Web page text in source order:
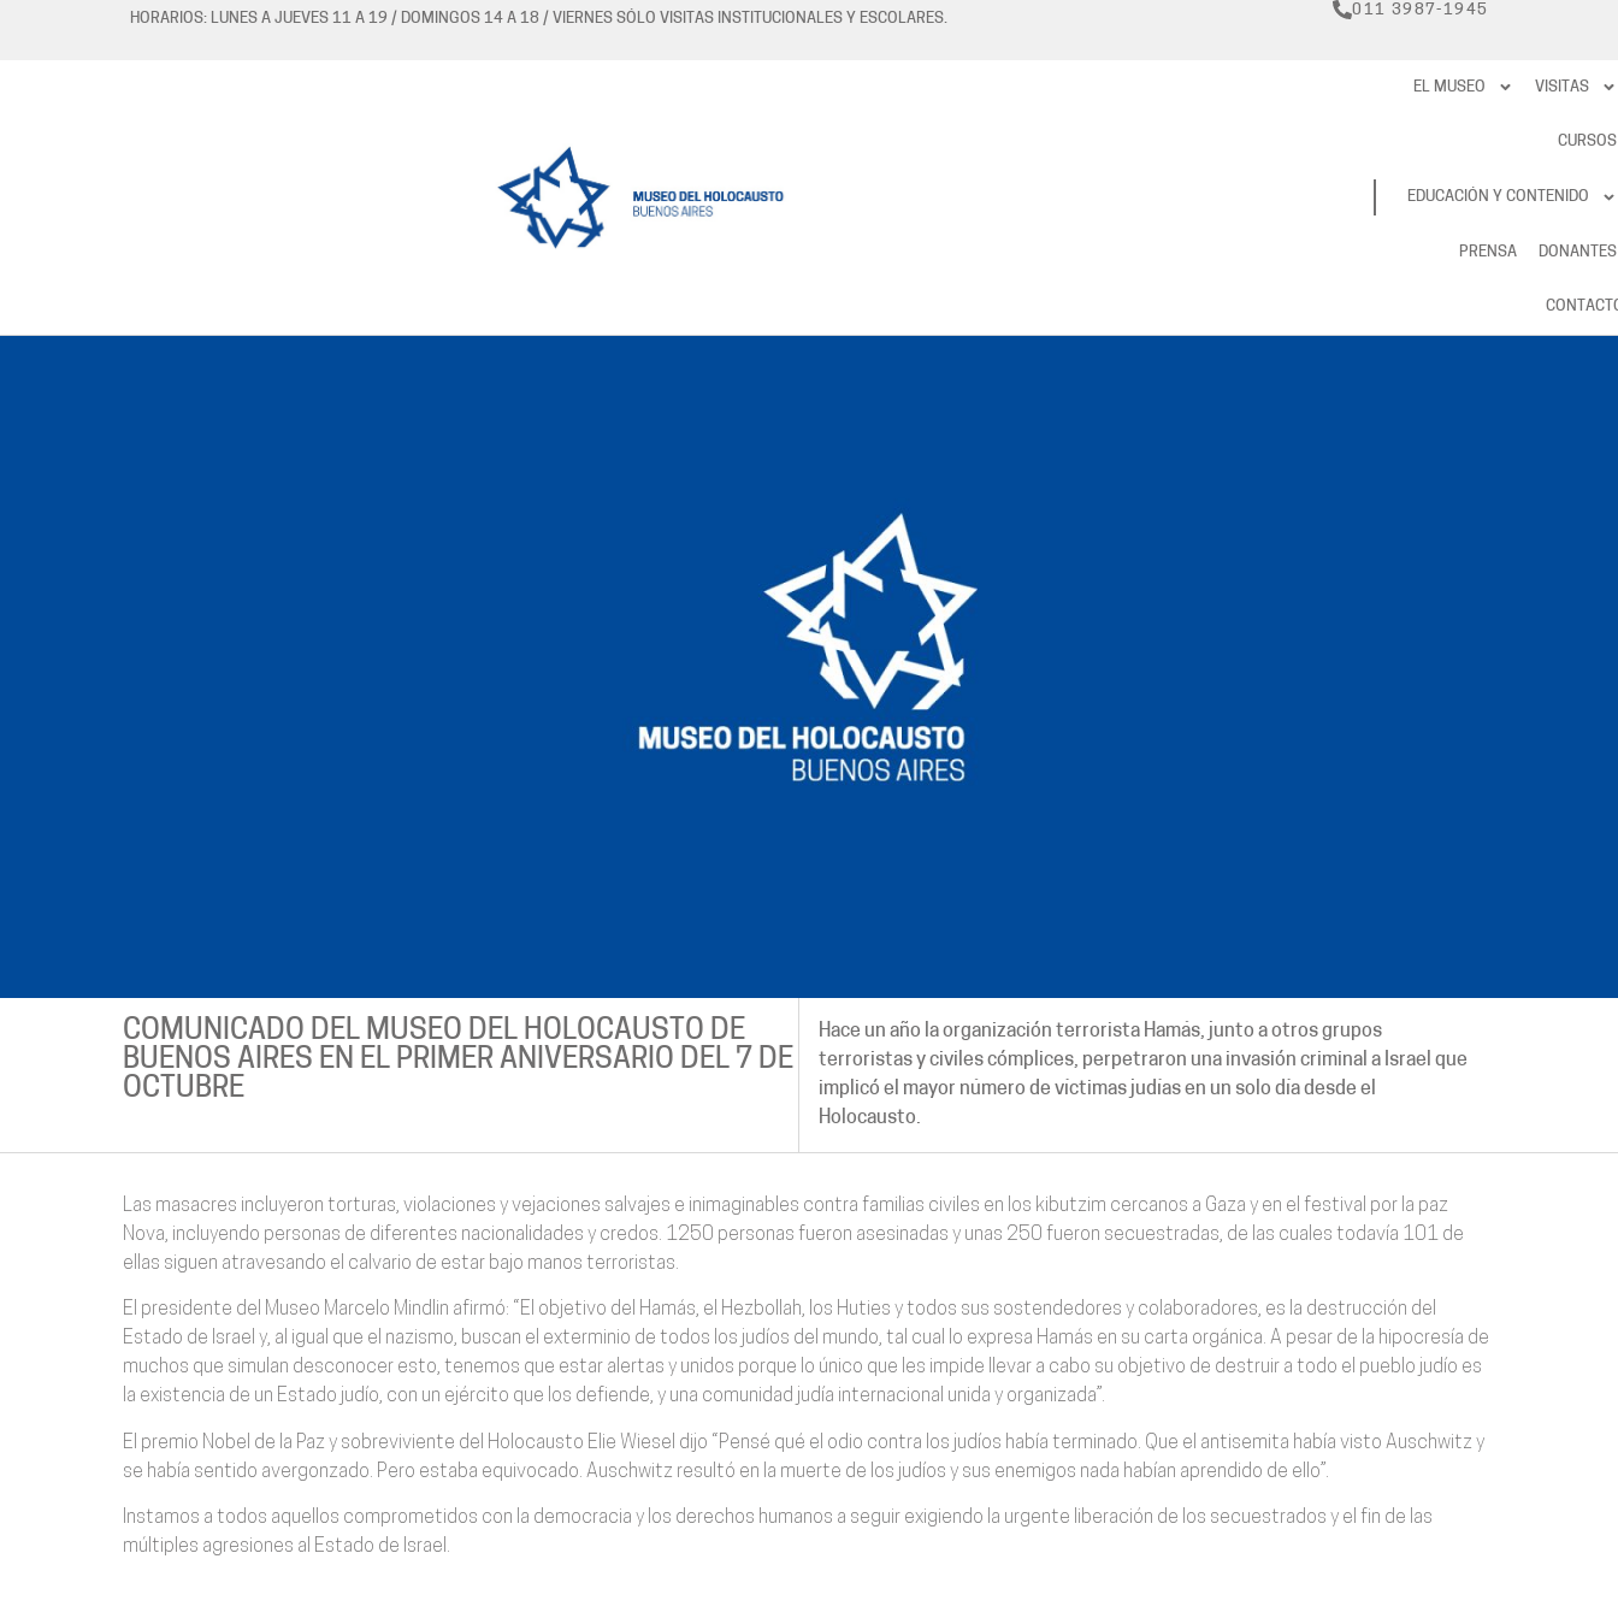
HORARIOS: LUNES A JUEVES 11 A 19 / DOMINGOS 14 A 18 / VIERNES SÓLO VISITAS INSTITUCIONALES Y ESCOLARES.
011 3987-1945
RESERVAS
EL MUSEO VISITAS
CURSOS
EDUCACIÓN Y CONTENIDO
PRENSA DONANTES
COMUNICADO DEL MUSEO DEL HOLOCAUSTO DE
BUENOS AIRES EN EL PRIMER ANIVERSARIO DEL 7 DE
OCTUBRE
Hace un año la organización terrorista Hamás, junto a otros grupos
terroristas y civiles cómplices, perpetraron una invasión criminal a Israel que
implicó el mayor número de víctimas judías en un solo día desde el
Holocausto.
Las masacres incluyeron torturas, violaciones y vejaciones salvajes e inimaginables contra familias civiles en los kibutzim cercanos a Gaza y en el festival por la paz
Nova, incluyendo personas de diferentes nacionalidades y credos. 1250 personas fueron asesinadas y unas 250 fueron secuestradas, de las cuales todavía 101 de
ellas siguen atravesando el calvario de estar bajo manos terroristas.
El presidente del Museo Marcelo Mindlin afirmó: “El objetivo del Hamás, el Hezbollah, los Huties y todos sus sostendedores y colaboradores, es la destrucción del
Estado de Israel y, al igual que el nazismo, buscan el exterminio de todos los judíos del mundo, tal cual lo expresa Hamás en su carta orgánica. A pesar de la hipocresía de
muchos que simulan desconocer esto, tenemos que estar alertas y unidos porque lo único que les impide llevar a cabo su objetivo de destruir a todo el pueblo judío es
la existencia de un Estado judío, con un ejército que los defiende, y una comunidad judía internacional unida y organizada”.
El premio Nobel de la Paz y sobreviviente del Holocausto Elie Wiesel dijo “Pensé qué el odio contra los judíos había terminado. Que el antisemita había visto Auschwitz y
se había sentido avergonzado. Pero estaba equivocado. Auschwitz resultó en la muerte de los judíos y sus enemigos nada habían aprendido de ello”.
Instamos a todos aquellos comprometidos con la democracia y los derechos humanos a seguir exigiendo la urgente liberación de los secuestrados y el fin de las
múltiples agresiones al Estado de Israel.